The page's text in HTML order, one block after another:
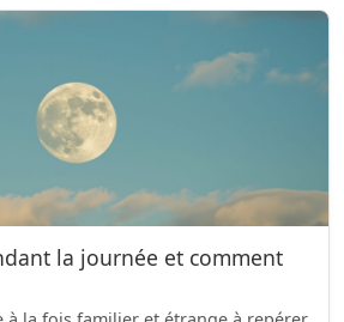
la journée et comment